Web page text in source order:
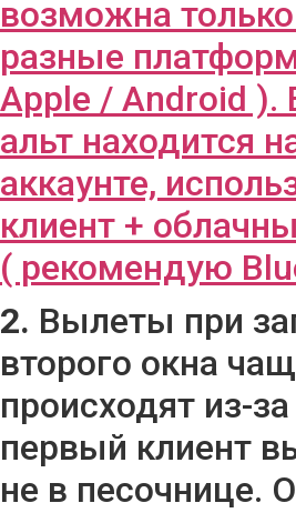
возможна
разные
Apple / Android ).
альт находится
аккаунте,
клиент +
( рекомендую
2. Вылеты при
второго окна
происходят из-за
первый клиент
не в песочнице.